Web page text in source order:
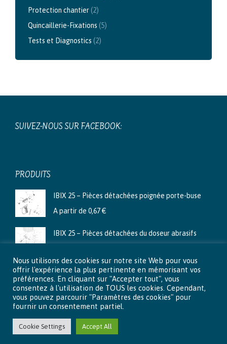
Protection chantier(2)
Quincaillerie-Fixations (5)
Tests et Diagnostics (2)
SUIVEZ-NOUS SUR FACEBOOK:
PRODUITS
IBIX 25 – Pièces détachées poignée porte-buse
A partir de 0,67€
IBIX 25 – Pièces détachées du doseur abrasifs
Ibix 9 - Pièces détachées du doseur abrasifs
A partir de2,66€
© 2015 - 2026 Aéro-Lux . Tous droits réservés |
Nous utilisons des cookies sur notre site Web pour vous
offrir l'expérience la plus pertinente en mémorisant vos
préférences. En cliquant sur "Accepter tout", vous
consentez à l'utilisation de TOUS les cookies. Cependant,
vous pouvez parcourir "Paramètres des cookies" pour
fournir un consentement partiel.
Cookie Settings Accept All